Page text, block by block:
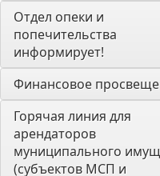
Отдел опеки и
попечительства
информирует!
Финансовое
Горячая линия для
арендаторов
муниципального
(субъектов МСП и